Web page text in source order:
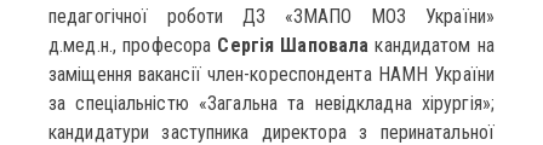
педагогічної роботи ДЗ «ЗМАПО МОЗ України»
д.мед.н., професора Сергія Шаповала кандидатом на
заміщення вакансії член-кореспондента НАМН України
за спеціальністю «Загальна та невідкладна хірургія»;
кандидатури заступника директора з перинатальної